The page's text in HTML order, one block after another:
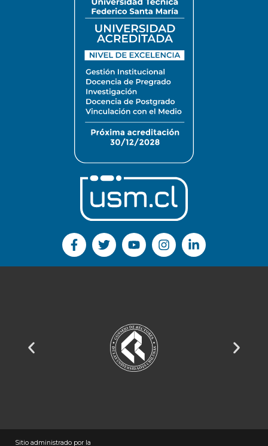
Sitio administrado por la